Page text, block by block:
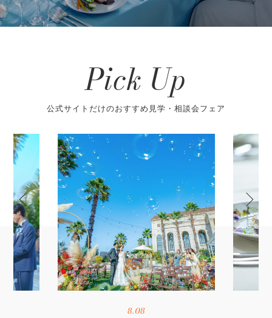
Pick Up
公式サイトだけのおすすめ見学・相談会フェア
8.08